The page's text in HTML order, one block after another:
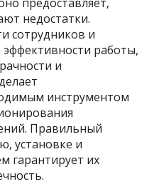
недостатки.
сотрудников и
работы,
и
инструментом
Правильный
установке и
гарантирует их